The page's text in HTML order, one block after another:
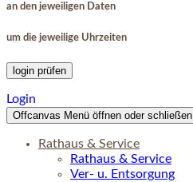
an den jeweiligen Daten
um die jeweilige Uhrzeiten
login prüfen
Login
Offcanvas Menü öffnen oder schließen
Rathaus & Service
Rathaus & Service
Ver- u. Entsorgung